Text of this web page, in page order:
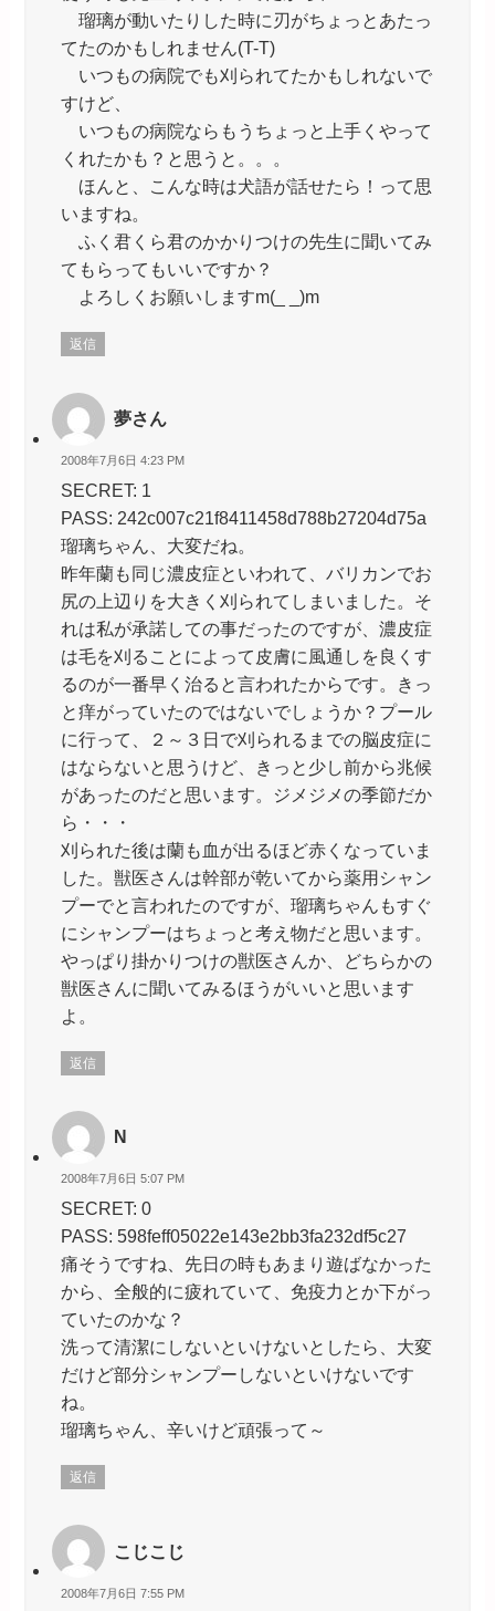
瑠璃が動いたりした時に刃がちょっとあたっ
てたのかもしれません(T-T)
いつもの病院でも刈られてたかもしれないで
すけど、
いつもの病院ならもうちょっと上手くやって
くれたかも？と思うと。。。
ほんと、こんな時は犬語が話せたら！って思
いますね。
ふく君くら君のかかりつけの先生に聞いてみ
てもらってもいいですか？
よろしくお願いしますm(_ _)m
返信
夢さん
2008年7月6日 4:23 PM
SECRET: 1
PASS: 242c007c21f8411458d788b27204d75a
瑠璃ちゃん、大変だね。
昨年蘭も同じ濃皮症といわれて、バリカンでお
尻の上辺りを大きく刈られてしまいました。そ
れは私が承諾しての事だったのですが、濃皮症
は毛を刈ることによって皮膚に風通しを良くす
るのが一番早く治ると言われたからです。きっ
と痒がっていたのではないでしょうか？プール
に行って、２～３日で刈られるまでの脳皮症に
はならないと思うけど、きっと少し前から兆候
があったのだと思います。ジメジメの季節だか
ら・・・
刈られた後は蘭も血が出るほど赤くなっていま
した。獣医さんは幹部が乾いてから薬用シャン
プーでと言われたのですが、瑠璃ちゃんもすぐ
にシャンプーはちょっと考え物だと思います。
やっぱり掛かりつけの獣医さんか、どちらかの
獣医さんに聞いてみるほうがいいと思います
よ。
返信
N
2008年7月6日 5:07 PM
SECRET: 0
PASS: 598feff05022e143e2bb3fa232df5c27
痛そうですね、先日の時もあまり遊ばなかった
から、全般的に疲れていて、免疫力とか下がっ
ていたのかな？
洗って清潔にしないといけないとしたら、大変
だけど部分シャンプーしないといけないです
ね。
瑠璃ちゃん、辛いけど頑張って～
返信
こじこじ
2008年7月6日 7:55 PM